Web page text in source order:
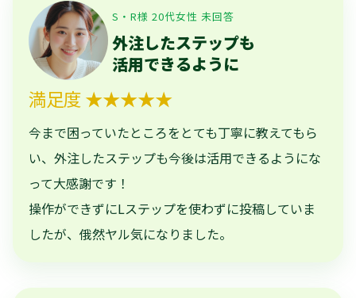
S・R様 20代女性 未回答
外注したステップも
活用できるように
満足度 ★★★★★
今まで困っていたところをとても丁寧に教えてもら
い、外注したステップも今後は活用できるようにな
って大感謝です！
操作ができずにLステップを使わずに投稿していま
したが、俄然ヤル気になりました。